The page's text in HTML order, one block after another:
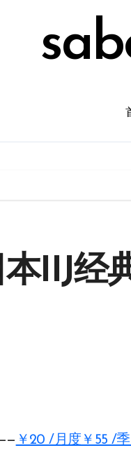
IIJ经
￥20 /月度￥55 /